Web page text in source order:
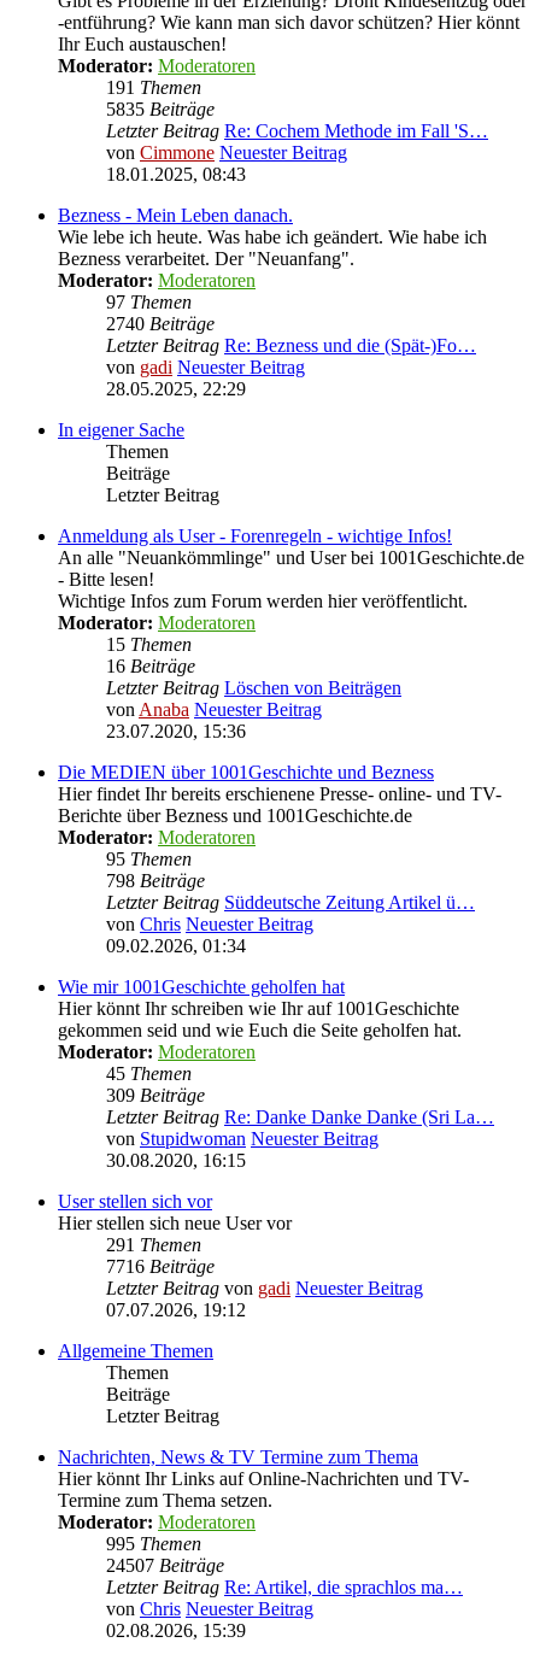
-entführung? Wie kann man sich davor schützen? Hier könnt
Ihr Euch austauschen!
Moderator: Moderatoren
191 Themen
5835 Beiträge
Letzter Beitrag Re: Cochem Methode im Fall 'S…
von Cimmone Neuester Beitrag
18.01.2025, 08:43
Bezness - Mein Leben danach.
Wie lebe ich heute. Was habe ich geändert. Wie habe ich
Bezness verarbeitet. Der "Neuanfang".
Moderator: Moderatoren
97 Themen
2740 Beiträge
Letzter Beitrag Re: Bezness und die (Spät-)Fo…
von gadi Neuester Beitrag
28.05.2025, 22:29
In eigener Sache
Themen
Beiträge
Letzter Beitrag
Anmeldung als User - Forenregeln - wichtige Infos!
An alle "Neuankömmlinge" und User bei 1001Geschichte.de
- Bitte lesen!
Wichtige Infos zum Forum werden hier veröffentlicht.
Moderator: Moderatoren
15 Themen
16 Beiträge
Letzter Beitrag Löschen von Beiträgen
von Anaba Neuester Beitrag
23.07.2020, 15:36
Die MEDIEN über 1001Geschichte und Bezness
Hier findet Ihr bereits erschienene Presse- online- und TV-
Berichte über Bezness und 1001Geschichte.de
Moderator: Moderatoren
95 Themen
798 Beiträge
Letzter Beitrag Süddeutsche Zeitung Artikel ü…
von Chris Neuester Beitrag
09.02.2026, 01:34
Wie mir 1001Geschichte geholfen hat
Hier könnt Ihr schreiben wie Ihr auf 1001Geschichte
gekommen seid und wie Euch die Seite geholfen hat.
Moderator: Moderatoren
45 Themen
309 Beiträge
Letzter Beitrag Re: Danke Danke Danke (Sri La…
von Stupidwoman Neuester Beitrag
30.08.2020, 16:15
User stellen sich vor
Hier stellen sich neue User vor
291 Themen
7716 Beiträge
Letzter Beitrag von gadi Neuester Beitrag
07.07.2026, 19:12
Allgemeine Themen
Themen
Beiträge
Letzter Beitrag
Nachrichten, News & TV Termine zum Thema
Hier könnt Ihr Links auf Online-Nachrichten und TV-
Termine zum Thema setzen.
Moderator: Moderatoren
995 Themen
24507 Beiträge
Letzter Beitrag Re: Artikel, die sprachlos ma…
von Chris Neuester Beitrag
02.08.2026, 15:39